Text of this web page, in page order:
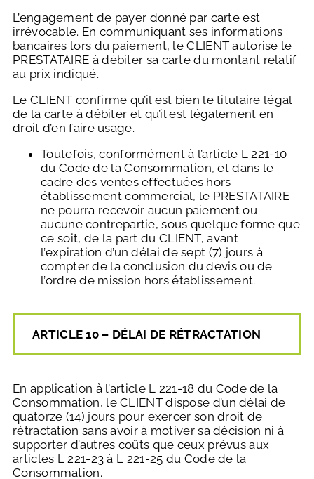
L’engagement de payer donné par carte est
irrévocable. En communiquant ses informations
bancaires lors du paiement, le CLIENT autorise le
PRESTATAIRE à débiter sa carte du montant relatif
au prix indiqué.
Le CLIENT confirme qu’il est bien le titulaire légal
de la carte à débiter et qu’il est légalement en
droit d’en faire usage.
Toutefois, conformément à l’article L 221-10
du Code de la Consommation, et dans le
cadre des ventes effectuées hors
établissement commercial, le PRESTATAIRE
ne pourra recevoir aucun paiement ou
aucune contrepartie, sous quelque forme que
ce soit, de la part du CLIENT, avant
l’expiration d’un délai de sept (7) jours à
compter de la conclusion du devis ou de
l’ordre de mission hors établissement.
ARTICLE 10 – DÉLAI DE RÉTRACTATION
En application à l’article L 221-18 du Code de la
Consommation, le CLIENT dispose d’un délai de
quatorze (14) jours pour exercer son droit de
rétractation sans avoir à motiver sa décision ni à
supporter d’autres coûts que ceux prévus aux
articles L 221-23 à L 221-25 du Code de la
Consommation.